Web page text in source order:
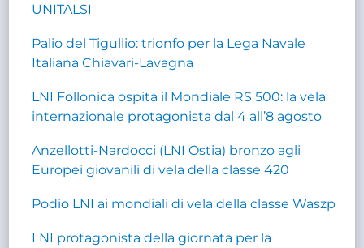
UNITALSI
Palio del Tigullio: trionfo per la Lega Navale
Italiana Chiavari-Lavagna
LNI Follonica ospita il Mondiale RS 500: la vela
internazionale protagonista dal 4 all’8 agosto
Anzellotti-Nardocci (LNI Ostia) bronzo agli
Europei giovanili di vela della classe 420
Podio LNI ai mondiali di vela della classe Waszp
LNI protagonista della giornata per la